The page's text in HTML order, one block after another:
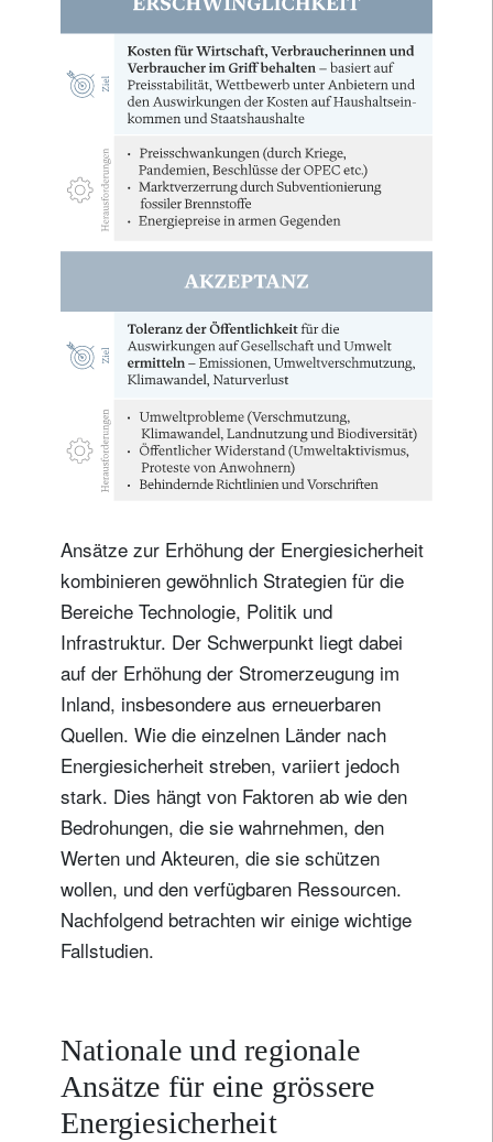
Ansätze zur Erhöhung der Energiesicherheit
kombinieren gewöhnlich Strategien für die
Bereiche Technologie, Politik und
Infrastruktur. Der Schwerpunkt liegt dabei
auf der Erhöhung der Stromerzeugung im
Inland, insbesondere aus erneuerbaren
Quellen. Wie die einzelnen Länder nach
Energiesicherheit streben, variiert jedoch
stark. Dies hängt von Faktoren ab wie den
Bedrohungen, die sie wahrnehmen, den
Werten und Akteuren, die sie schützen
wollen, und den verfügbaren Ressourcen.
Nachfolgend betrachten wir einige wichtige
Fallstudien.
Nationale und regionale
Ansätze für eine grössere
Energiesicherheit